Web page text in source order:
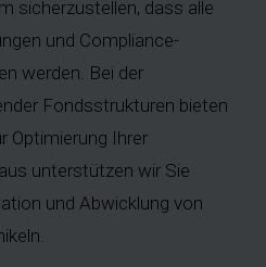
sicherzustellen, dass alle
und Compliance-
werden. Bei der
Fondsstrukturen bieten
Optimierung Ihrer
unterstützen wir Sie
und Abwicklung von